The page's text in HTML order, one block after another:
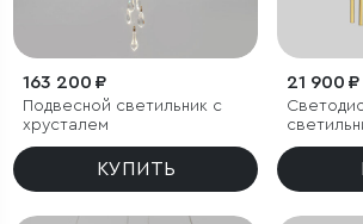
163 200 ₽
Подвесной светильник с
хрусталем
КУПИТЬ
21 900 ₽